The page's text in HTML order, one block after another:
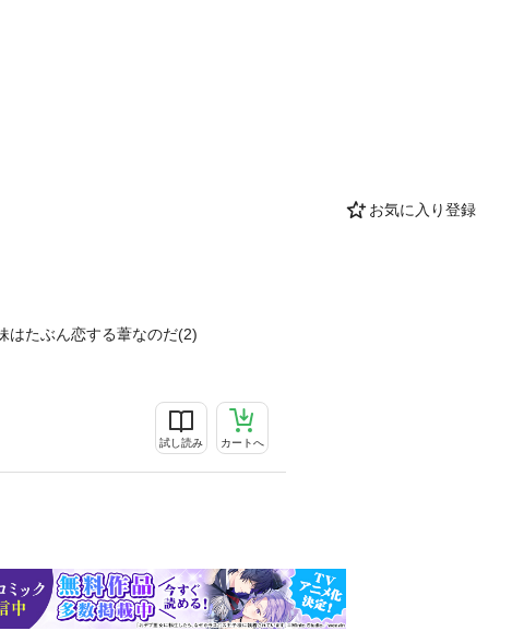
お気に入り登録
はたぶん恋する葦なのだ(2)
試し読み カートへ